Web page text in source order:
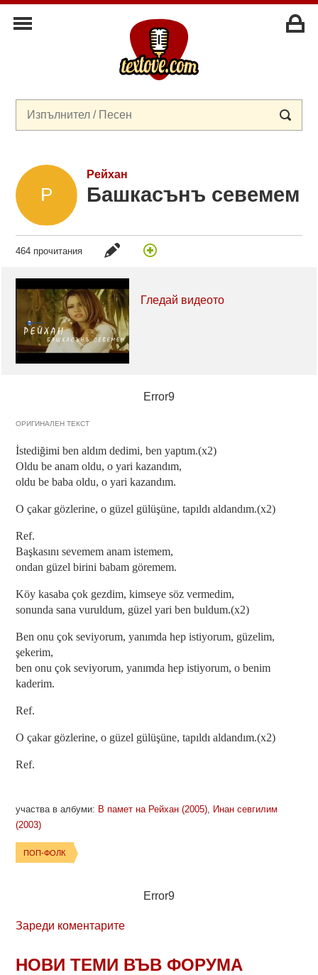
Рейхан
Башкасънъ севемем
464 прочитания
Гледай видеото
Error9
ОРИГИНАЛЕН ТЕКСТ
İstediğimi ben aldım dedimi, ben yaptım.(x2)
Oldu be anam oldu, o yari kazandım,
oldu be baba oldu, o yari kazandım.
O çakar gözlerine, o güzel gülüşüne, tapıldı aldandım.(x2)
Ref.
Başkasını sevemem anam istemem,
ondan güzel birini babam göremem.
Köy kasaba çok gezdim, kimseye söz vermedim,
sonunda sana vuruldum, güzel yari ben buldum.(x2)
Ben onu çok seviyorum, yanımda hep istiyorum, güzelim,
şekerim,
ben onu çok seviyorum, yanımda hep istiyorum, o benim
kaderim.
Ref.
O çakar gözlerine, o güzel gülüşüne, tapıldı aldandım.(x2)
Ref.
участва в албуми: В памет на Рейхан (2005)
Инан севгилим
(2003)
ПОП-ФОЛК
Error9
Зареди коментарите
НОВИ ТЕМИ ВЪВ ФОРУМА